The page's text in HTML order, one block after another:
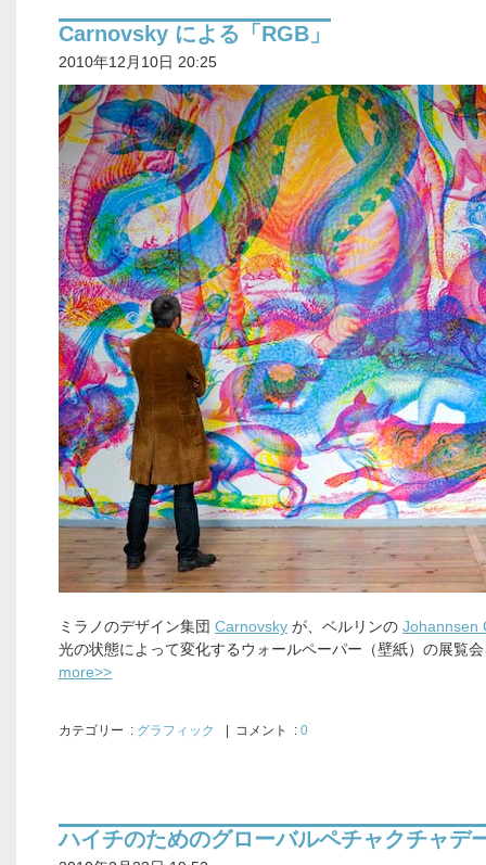
Carnovsky による「RGB」
2010年12月10日 20:25
ミラノのデザイン集団 Carnovsky が、ベルリンの Johannsen
光の状態によって変化するウォールペーパー（壁紙）の展覧
more>>
カテゴリー : グラフィック | コメント : 0
ハイチのためのグローバルペチャクチャデ